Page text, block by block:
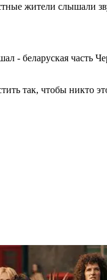
жители слышали
- беларуская часть
так, чтобы никто